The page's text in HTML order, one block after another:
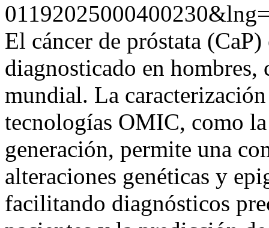
El cáncer de próstata
diagnosticado en
mundial. La
tecnologías OMIC, como
generación, permite una
alteraciones genéticas y
facilitando diagnósticos